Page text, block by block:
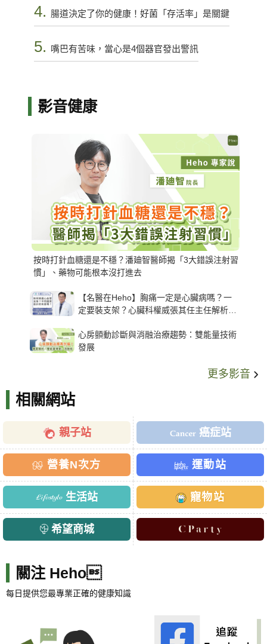
4. 腸道決定了你的健康！好菌「存活率」是關鍵
5. 嘴巴有苦味，當心是4個器官發出警訊
影音健康
按時打針血糖還是不穩？潘廸智醫師揭「3大錯誤注射習
慣」、藥物可能根本沒打進去
【名醫在Heho】胸痛一定是心臟病嗎？一
定要裝支架？心臟科權威張其任主任解析支
心房顫動診斷與消融治療趨勢：雙能量技術
發展
更多影音
相關網站
親子站 癌症站
營養N次方 運動站
生活站 寵物站
希望商城
關注 Heho
每日提供您最專業正確的健康知識